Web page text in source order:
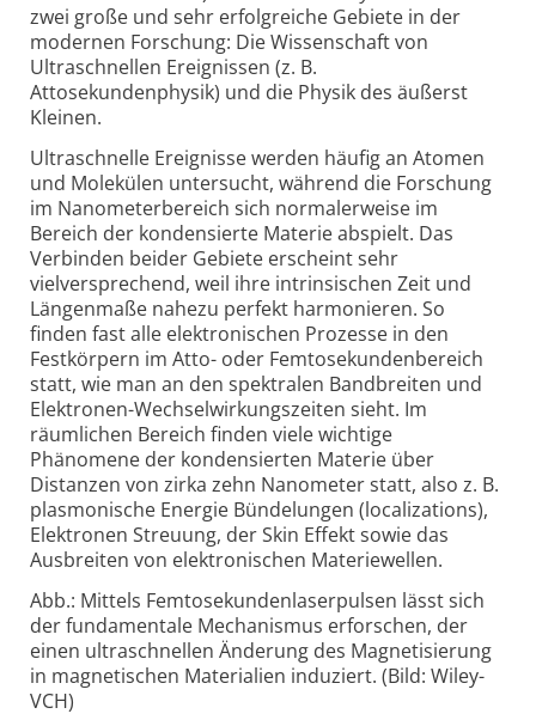
zwei große und sehr erfolgreiche Gebiete in der
modernen Forschung: Die Wissenschaft von
Ultraschnellen Ereignissen (z. B.
Attosekundenphysik) und die Physik des äußerst
Kleinen.
Ultraschnelle Ereignisse werden häufig an Atomen
und Molekülen untersucht, während die Forschung
im Nanometerbereich sich normalerweise im
Bereich der kondensierte Materie abspielt. Das
Verbinden beider Gebiete erscheint sehr
vielversprechend, weil ihre intrinsischen Zeit und
Längenmaße nahezu perfekt harmonieren. So
finden fast alle elektronischen Prozesse in den
Festkörpern im Atto- oder Femtosekundenbereich
statt, wie man an den spektralen Bandbreiten und
Elektronen-Wechselwirkungszeiten sieht. Im
räumlichen Bereich finden viele wichtige
Phänomene der kondensierten Materie über
Distanzen von zirka zehn Nanometer statt, also z. B.
plasmonische Energie Bündelungen (localizations),
Elektronen Streuung, der Skin Effekt sowie das
Ausbreiten von elektronischen Materiewellen.
Abb.: Mittels Femtosekundenlaserpulsen lässt sich
der fundamentale Mechanismus erforschen, der
einen ultraschnellen Änderung des Magnetisierung
in magnetischen Materialien induziert. (Bild: Wiley-
VCH)